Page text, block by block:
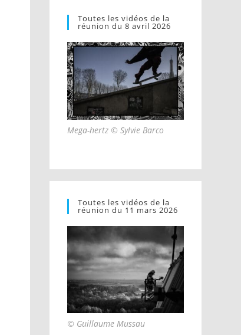
Toutes les vidéos de la
réunion du 8 avril 2026
Mega-hertz © Sylvie Barco
Toutes les vidéos de la
réunion du 11 mars 2026
© Guillaume Mussau